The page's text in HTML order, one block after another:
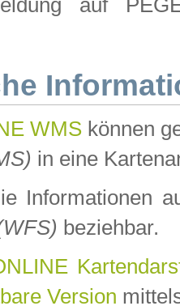
auf
WMS können
in eine
Informationen
beziehbar.
Version